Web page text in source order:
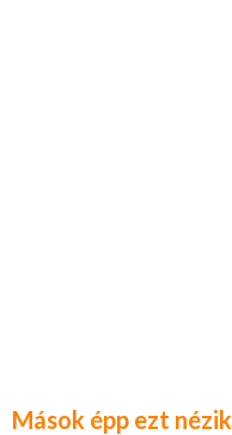
Mások épp ezt nézik